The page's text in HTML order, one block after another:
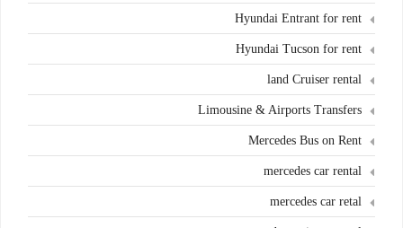
Hyundai Entrant for rent
Hyundai Tucson for rent
land Cruiser rental
Limousine & Airports Transfers
Mercedes Bus on Rent
mercedes car rental
mercedes car retal